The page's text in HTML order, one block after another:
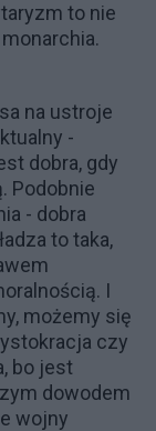
to nie
na ustroje
-
dobra, gdy
Podobnie
- dobra
to taka,
I
możemy się
czy
bo jest
dowodem
wojny